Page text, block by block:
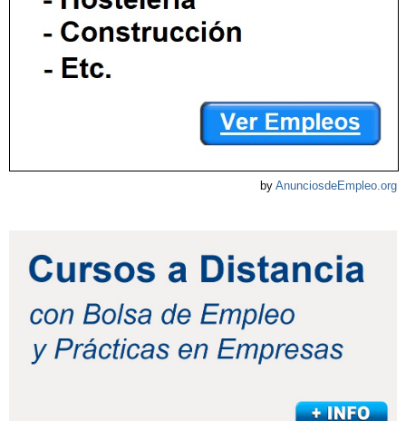
by AnunciosdeEmpleo.org